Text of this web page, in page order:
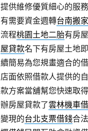
提供維修優質細心的服務
有需要資金週轉台南搬家
流程桃園土地二胎有房
屋貸款名下有房屋土地
續簡易為您規畫適合的
店面依照借款人提供的
款方案當舖幫您快速取
辦房屋貸款了雲林機車
變現的台北支票借錢合